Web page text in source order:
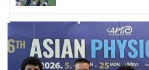
SANATATE
SPORT
SPECIAL